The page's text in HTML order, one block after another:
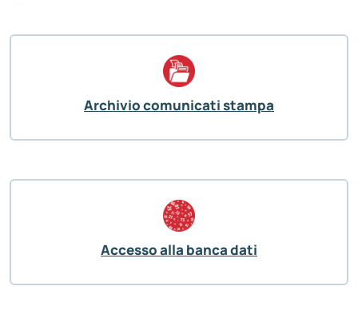
Archivio comunicati stampa
Accesso alla banca dati